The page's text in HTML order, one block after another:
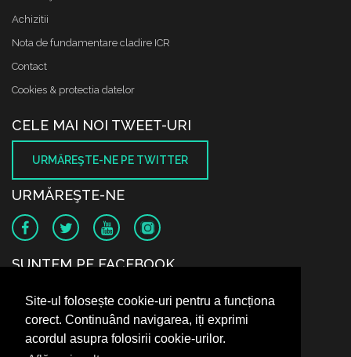
Site-ul folosește cookie-uri pentru a funcționa
corect. Continuând navigarea, iți exprimi
acordul asupra folosirii cookie-urilor.
Achizitii
Nota de fundamentare cladire ICR
Contact
Cookies & protectia datelor
CELE MAI NOI TWEET-URI
URMĂREŞTE-NE PE TWITTER
URMĂREŞTE-NE
SUNTEM PE FACEBOOK